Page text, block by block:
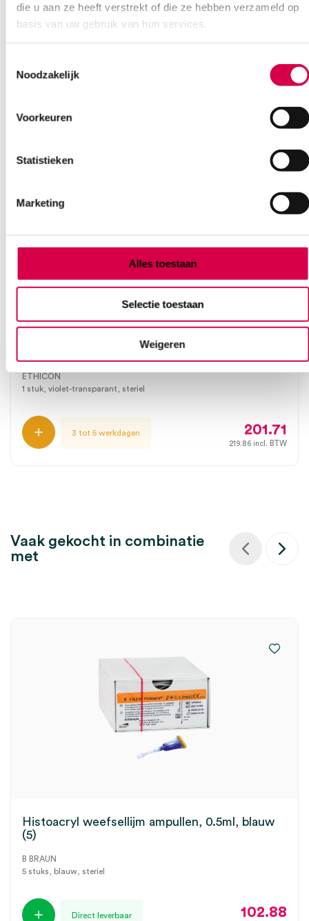
die u aan ze heeft verstrekt of die ze hebben verzameld op
basis van uw gebruik van hun services.
Noodzakelijk
Voorkeuren
Statistieken
Marketing
Alles toestaan
Selectie toestaan
Weigeren
Dermabond weefsellijm ampul 0.36ml, violet-
ETHICON
1 stuk, violet-transparant, steriel
3 tot 5 werkdagen 201.71
219.86 incl. BTW
Vaak gekocht in combinatie
met
Histoacryl weefsellijm ampullen, 0.5ml, blauw
(5)
B BRAUN
5 stuks, blauw, steriel
Direct leverbaar 102.88